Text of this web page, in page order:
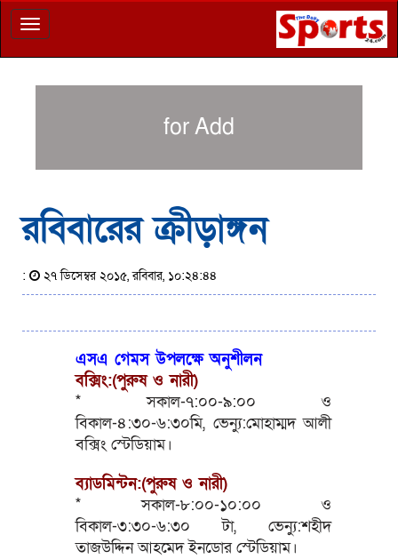
Toggle
navigation
for Add
রবিবারের ক্রীড়াঙ্গন
: ২৭ ডিসেম্বর ২০১৫, রবিবার, ১০:২৪:৪৪
এসএ গেমস উপলক্ষে অনুশীলন
বক্সিং:(পুরুষ ও নারী)
* সকাল-৭:০০-৯:০০ ও
বিকাল-৪:৩০-৬:৩০মি, ভেন্যু:মোহাম্মদ আলী
বক্সিং স্টেডিয়াম।
ব্যাডমিন্টন:(পুরুষ ও নারী)
* সকাল-৮:০০-১০:০০ ও
বিকাল-৩:৩০-৬:৩০ টা, ভেন্যু:শহীদ
তাজউদ্দিন আহমেদ ইনডোর স্টেডিয়াম।